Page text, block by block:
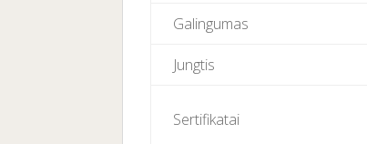
Galingumas
Jungtis
Sertifikatai